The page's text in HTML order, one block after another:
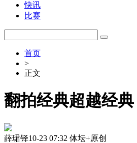
快讯
比赛
首页
>
正文
翻拍经典超越经
薛珺铎10-23 07:32 体坛+原创